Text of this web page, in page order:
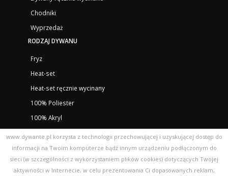
www.dywante.pl korzysta z technologii przechowującej i uzyskującej dostęp do
informacji na Twoim komputerze bądź innym urządzeniu podłączonym do
sieci (w szczególności z wykorzystaniem plików cookies) dotyczących Twojej
aktywności w Internecie, w celu prezentowania Ci dopasowanych reklam,
Chodniki
Wyprzedaż
RODZAJ DYWANU
Fryz
Heat-set
Heat-set ręcznie wycinany
100% Poliester
100% Akryl
100% Viscose
PP BCF
FAQ